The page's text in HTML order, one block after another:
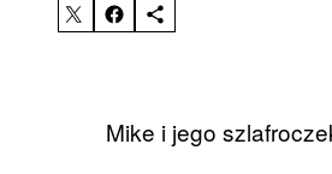
Mike i jego